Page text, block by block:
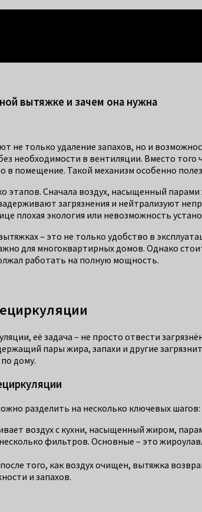
вытяжке и зачем она нужна
не только удаление запахов, но и
необходимости в вентиляции. Вместо
помещение. Такой механизм особенно
этапов. Сначала воздух, насыщенный
загрязнения и нейтрализуют
плохая экология или невозможность
– это не только удобство в
для многоквартирных домов. Однако
работать на полную мощность.
её задача – не просто отвести
пары жира, запахи и другие
дому.
разделить на несколько ключевых шагов:
воздух с кухни, насыщенный жиром,
несколько фильтров. Основные – это
того, как воздух очищен, вытяжка
и запахов.